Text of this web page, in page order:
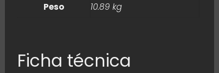
Peso 10.89 kg
Ficha técnica